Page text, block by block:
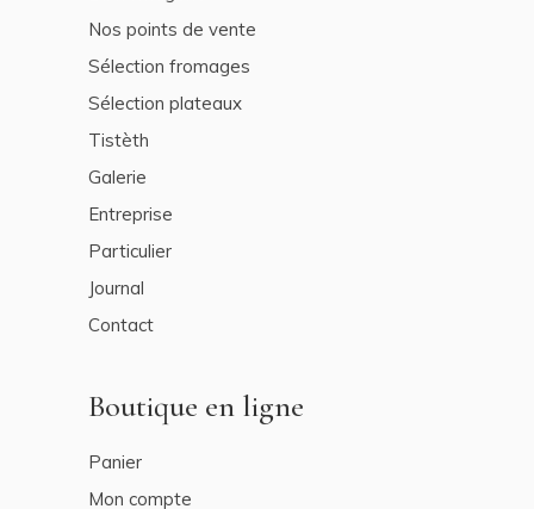
Nos points de vente
Sélection fromages
Sélection plateaux
Tistèth
Galerie
Entreprise
Particulier
Journal
Contact
Boutique en ligne
Panier
Mon compte